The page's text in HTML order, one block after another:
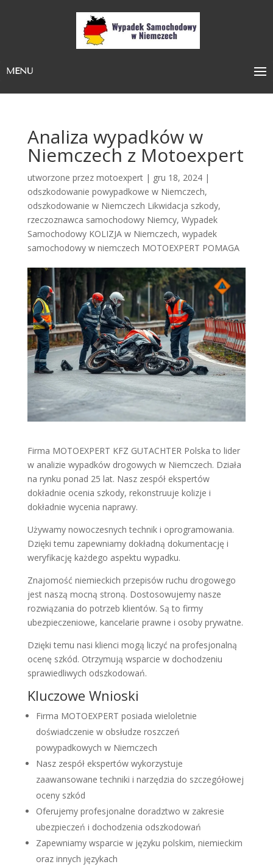
MENU
Analiza wypadków w
Niemczech z Motoexpert
utworzone przez motoexpert| gru 18, 2024|
odszkodowanie powypadkowe w Niemczech,
odszkodowanie w Niemczech Likwidacja szkody,
rzeczoznawca samochodowy Niemcy, Wypadek
Samochodowy KOLIZJA w Niemczech, wypadek
samochodowy w niemczech MOTOEXPERT POMAGA
Firma MOTOEXPERT KFZ GUTACHTER Polska to lider
w analizie wypadków drogowych w Niemczech. Działa
na rynku ponad 25 lat. Nasz zespół ekspertów
dokładnie ocenia szkody, rekonstruuje kolizje i
dokładnie wycenia naprawy.
Używamy nowoczesnych technik i oprogramowania.
Dzięki temu zapewniamy dokładną dokumentację i
weryfikację każdego aspektu wypadku.
Znajomość niemieckich przepisów ruchu drogowego
jest naszą mocną stroną. Dostosowujemy nasze
rozwiązania do potrzeb klientów. Są to firmy
ubezpieczeniowe, kancelarie prawne i osoby prywatne.
Dzięki temu nasi klienci mogą liczyć na profesjonalną
ocenę szkód. Otrzymują wsparcie w dochodzeniu
sprawiedliwych odszkodowań.
Kluczowe Wnioski
Firma MOTOEXPERT posiada wieloletnie
doświadczenie w obsłudze roszczeń
powypadkowych w Niemczech
Nasz zespół ekspertów wykorzystuje
zaawansowane techniki i narzędzia do szczegółowej
oceny szkód
Oferujemy profesjonalne doradztwo w zakresie
ubezpieczeń i dochodzenia odszkodowań
Zapewniamy wsparcie w języku polskim, niemieckim
oraz innych językach